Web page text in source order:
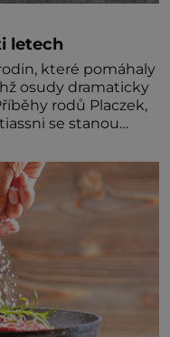
letech
které pomáhaly
osudy dramaticky
rodů Placzek,
se stanou
Některé návraty
si člověk pamatuje z